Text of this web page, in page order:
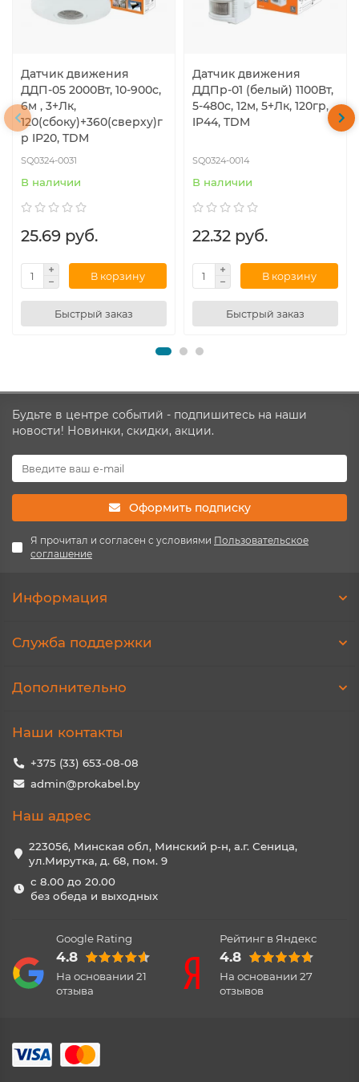
Датчик движения
ДДП-05 2000Вт, 10-900с,
6м , 3+Лк,
120(сбоку)+360(сверху)г
р IP20, TDM
SQ0324-0031
В наличии
25.69 руб.
В корзину
Быстрый заказ
Датчик движения
ДДПр-01 (белый) 1100Вт,
5-480с, 12м, 5+Лк, 120гр,
IP44, TDM
SQ0324-0014
В наличии
22.32 руб.
В корзину
Быстрый заказ
Будьте в центре событий - подпишитесь на наши
новости! Новинки, скидки, акции.
Оформить подписку
Я прочитал и согласен с условиями Пользовательское
соглашение
Информация
Служба поддержки
Дополнительно
Наши контакты
+375 (33) 653-08-08
admin@prokabel.by
Наш адрес
223056, Минская обл, Минский р-н, а.г. Сеница,
ул.Мирутка, д. 68, пом. 9
с 8.00 до 20.00
без обеда и выходных
Google Rating
4.8
На основании 21
отзыва
Рейтинг в Яндекс
4.8
На основании 27
отзывов